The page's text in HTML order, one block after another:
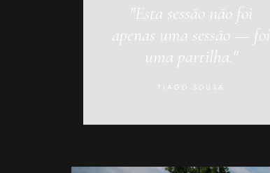
"Esta sessão não foi
apenas uma sessão — foi
uma partilha."
TIAGO SOUSA